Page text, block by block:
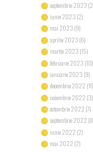
septembrie2023
iunie2023 (2)
mai 2023 (9)
aprilie2023 (6)
martie2023 (15)
februarie2023 (10)
ianuarie2023 (9)
decembrie2022
noiembrie2022 (3)
octombrie2022 (7)
septembrie2022
iunie2022 (2)
mai 2022 (2)